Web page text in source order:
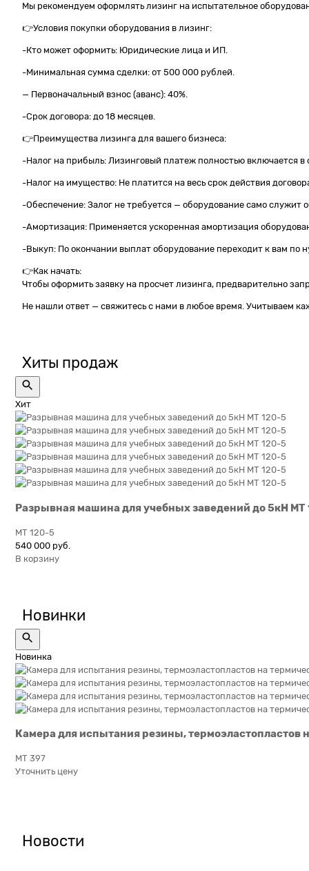
Мы рекомендуем оформлять лизинг на испытательное
👉Условия покупки оборудования в лизинг:
-Кто может оформить: Юридические лица и ИП.
-Минимальная сумма сделки: от 500 000 рублей.
— Первоначальный взнос (аванс): 40%.
-Срок договора: до 18 месяцев.
👉Преимущества лизинга для вашего бизнеса:
-Налог на прибыль: Лизинговый платеж полностью включается в
-Налог на имущество: Не платится на весь срок действия
-Обеспечение: Залог не требуется — оборудование само служит
-Амортизация: Применяется ускоренная амортизация
-Выкуп: По окончании выплат оборудование переходит к вам по
👉Как начать:
Чтобы оформить заявку на просчет лизинга, предварительно
Не нашли ответ — свяжитесь с нами в любое время. Учитываем
Хиты продаж
Хит
Разрывная машина для учебных заведений до 5кН МТ
МТ 120-5
540 000 руб.
В корзину
Новинки
Новинка
Камера для испытания резины, термоэластопластов
МТ 397
Уточнить цену
Новости